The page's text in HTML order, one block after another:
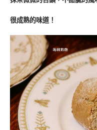
很成熟的味道！